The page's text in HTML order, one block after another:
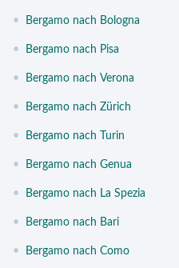
• Bergamo nach Bologna
• Bergamo nach Pisa
• Bergamo nach Verona
• Bergamo nach Zürich
• Bergamo nach Turin
• Bergamo nach Genua
• Bergamo nach La Spezia
• Bergamo nach Bari
• Bergamo nach Como